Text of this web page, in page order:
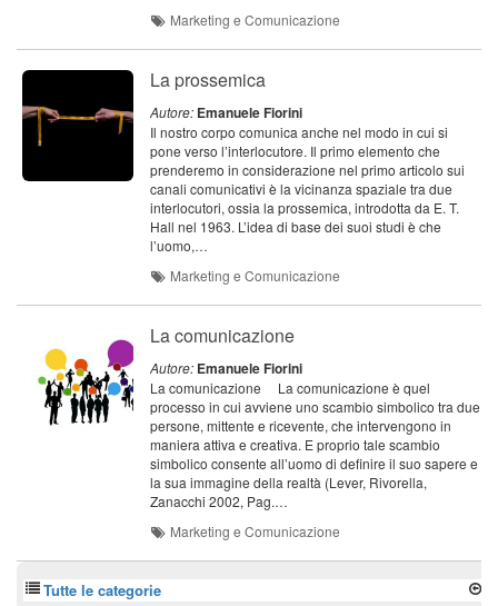
Marketing e Comunicazione
La prossemica
Autore: Emanuele Fiorini
Il nostro corpo comunica anche nel modo in cui si
pone verso l’interlocutore. Il primo elemento che
prenderemo in considerazione nel primo articolo sui
canali comunicativi è la vicinanza spaziale tra due
interlocutori, ossia la prossemica, introdotta da E. T.
Hall nel 1963. L’idea di base dei suoi studi è che
l’uomo,…
Marketing e Comunicazione
La comunicazione
Autore: Emanuele Fiorini
La comunicazione La comunicazione è quel
processo in cui avviene uno scambio simbolico tra due
persone, mittente e ricevente, che intervengono in
maniera attiva e creativa. E proprio tale scambio
simbolico consente all’uomo di definire il suo sapere e
la sua immagine della realtà (Lever, Rivorella,
Zanacchi 2002, Pag.…
Marketing e Comunicazione
Tutte le categorie